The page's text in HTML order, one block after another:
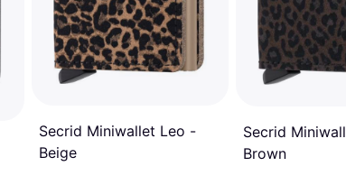
Secrid Miniwallet Leo -
Beige
Secrid
Brown